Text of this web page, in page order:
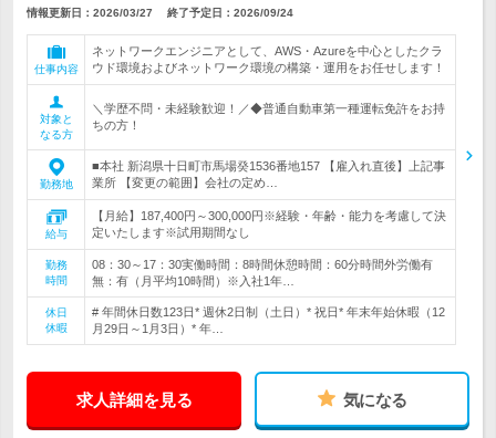
情報更新日：2026/03/27 終了予定日： 2026/09/24
仕事内容
ネットワークエンジニアとして、AWS・Azureを中心としたクラ
ウド環境およびネットワーク環境の構築・運用をお任せします！
対象と
なる方
＼学歴不問・未経験歓迎！／◆普通自動車第一種運転免許をお持
ちの方！
勤務地
■本社 新潟県十日町市馬場癸1536番地157 【雇入れ直後】上記事
業所 【変更の範囲】会社の定め…
給与
【月給】187,400円～300,000円※経験・年齢・能力を考慮して決
定いたします※試用期間なし
勤務
時間
08：30～17：30実働時間：8時間休憩時間：60分時間外労働有
無：有（月平均10時間）※入社1年…
休日
休暇
# 年間休日数123日* 週休2日制（土日）* 祝日* 年末年始休暇（12
月29日～1月3日）* 年…
求人詳細を見る 気になる